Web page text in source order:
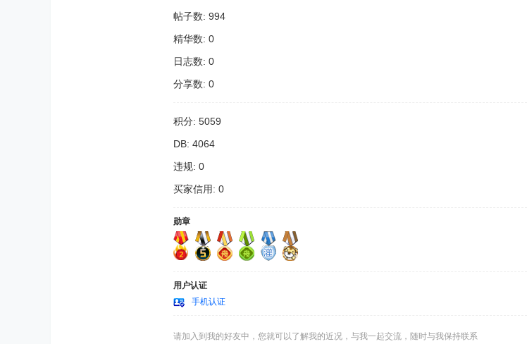
帖子数: 994
精华数: 0
日志数: 0
分享数: 0
积分: 5059
DB: 4064
违规: 0
买家信用: 0
勋章
用户认证
手机认证
请加入到我的好友中，您就可以了解我的近况，与我一起交流，随时与我保持联系